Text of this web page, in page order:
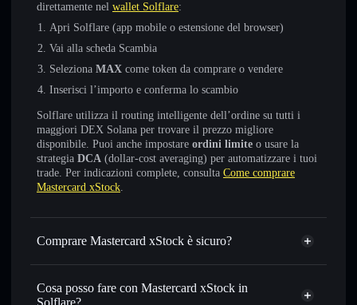
direttamente nel wallet Solflare:
Apri Solflare (app mobile o estensione del browser)
Vai alla scheda Scambia
Seleziona MAX come token da comprare o vendere
Inserisci l’importo e conferma lo scambio
Solflare utilizza il routing intelligente dell’ordine su tutti i
maggiori DEX Solana per trovare il prezzo migliore
disponibile. Puoi anche impostare ordini limite o usare la
strategia DCA (dollar-cost averaging) per automatizzare i tuoi
trade. Per indicazioni complete, consulta Come comprare
Mastercard xStock.
Comprare Mastercard xStock è sicuro?
Mastercard xStock token verificato
Cosa posso fare con Mastercard xStock in
Solflare?